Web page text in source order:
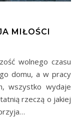
MIŁOŚCI
domu, a w pracy
wszystko wydaje
rzeczą o jakiej